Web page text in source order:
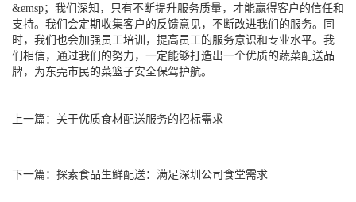
&emsp；我们深知，只有不断提升服务质量，才能赢得客户的信任和
支持。我们会定期收集客户的反馈意见，不断改进我们的服务。同
时，我们也会加强员工培训，提高员工的服务意识和专业水平。我
们相信，通过我们的努力，一定能够打造出一个优质的蔬菜配送品
牌，为东莞市民的菜篮子安全保驾护航。
上一篇： 关于优质食材配送服务的招标需求
下一篇： 探索食品生鲜配送：满足深圳公司食堂需求